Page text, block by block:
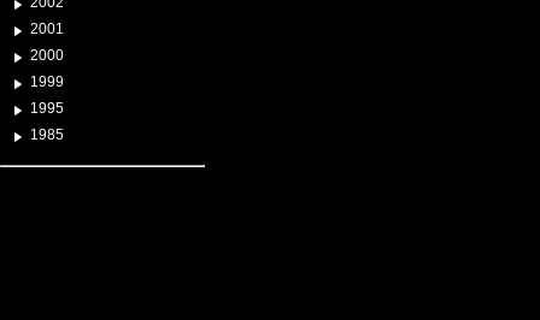
2001
2000
1999
1995
1985